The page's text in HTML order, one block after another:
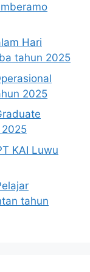
Hari
tahun 2025
2025
2025
KAI Luwu
tahun